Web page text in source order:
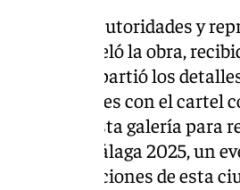
de las autoridades y
que se desveló la obra,
quien compartió los
grupales con el
Recorre esta galería
Santa de Málaga 2025, un
por las tradiciones de esta